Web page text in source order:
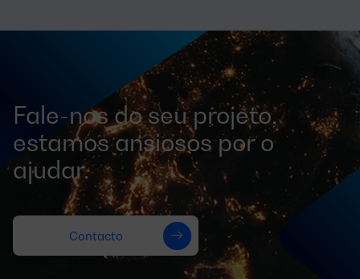
Fale-nos do seu projeto,
estamos ansiosos por o
ajudar.
Contacto